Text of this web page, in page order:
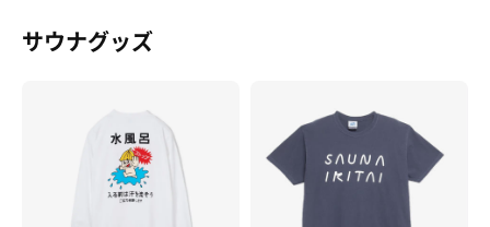
サウナグッズ